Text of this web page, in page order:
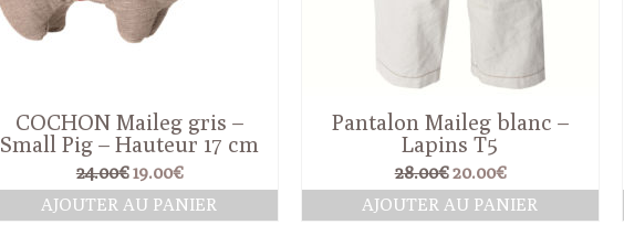
COCHON Maileg gris –
Small Pig – Hauteur 17 cm
24.00€ Le
prix
initial
19.00€Le
prix
actuel
AJOUTER AU PANIER
Pantalon Maileg blanc –
Lapins T5
28.00€ Le
prix
initial
20.00€Le
prix
actuel
AJOUTER AU PANIER